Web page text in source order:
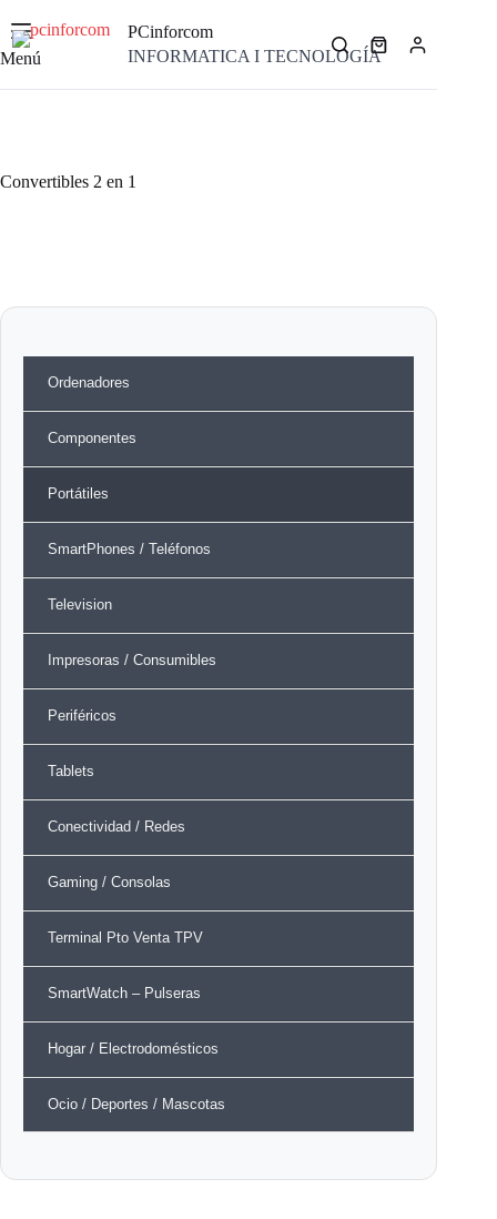
contenido
Menú
PCinforcom
INFORMATICA I TECNOLOGÍACarro
compra
Convertibles 2 en 1
Ordenadores
Componentes
Portátiles
SmartPhones / Teléfonos
Television
Impresoras / Consumibles
Periféricos
Tablets
Conectividad / Redes
Gaming / Consolas
Terminal Pto Venta TPV
SmartWatch – Pulseras
Hogar / Electrodomésticos
Ocio / Deportes / Mascotas